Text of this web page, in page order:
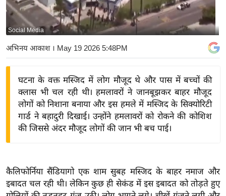
र्रा
ष्ट्री
य
बि
ज़
द्यो
त
वि
Social Media
अभिनय आकाश। May 19 2026 5:48PM
घटना के वक्त मस्जिद में लोग मौजूद थे और पास में बच्चों की
क्लास भी चल रही थी। हमलावरों ने जानबूझकर बाहर मौजूद
लोगों को निशाना बनाया और इस हमले में मस्जिद के सिक्योरिटी
गार्ड ने बहादुरी दिखाई। उन्होंने हमलावरों को रोकने की कोशिश
की जिससे अंदर मौजूद लोगों की जान भी बच पाई।
कैलिफोर्निया सैंडियागो एक शाम सुबह मस्जिद के बाहर नमाज और
इबादत चल रही थी। लेकिन कुछ ही सेकंड में इस इबादत को तोड़ते हुए